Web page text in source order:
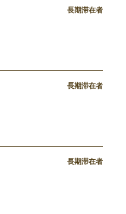
長期滞在者
長期滞在者
長期滞在者